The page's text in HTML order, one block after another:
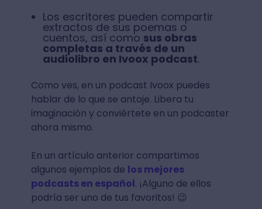
Los escritores pueden compartir
extractos de sus poemas o
cuentos, así como sus obras
completas a través de un
audiolibro en Ivoox podcast.
Como ves, en un podcast Ivoox puedes
hablar de lo que se antoje. Libera tu
imaginación y conviértete en un podcaster
ahora mismo.
En un artículo anterior compartimos
algunos ejemplos de los mejores
podcasts en español. ¡Alguno de ellos
podría ser uno de tus favoritos! 😉